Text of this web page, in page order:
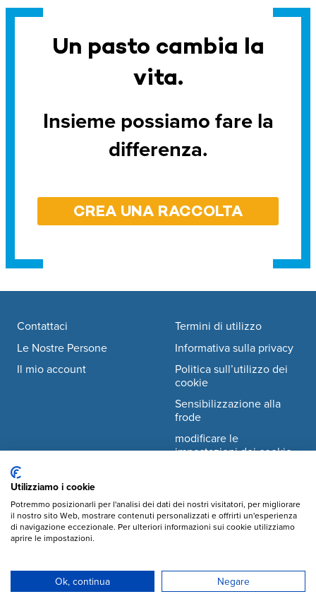
Un pasto cambia la
vita.
Insieme possiamo fare la
differenza.
CREA UNA RACCOLTA
Footer navigation
© Mary's Meals Italia ODV company information
Sede legale:
Via Crescenzio 2,
info@marysmeals.it
+39 375 98 60 866
Contattaci
Le Nostre Persone
Il mio account
Termini di utilizzo
Informativa sulla privacy
Politica sull’utilizzo dei
cookie
Sensibilizzazione alla
frode
modificare le
impostazioni dei cookie
Facebook
Instagram
LinkedIn
Utilizziamo i cookie
Potremmo posizionarli per l'analisi dei dati dei nostri visitatori, per migliorare
il nostro sito Web, mostrare contenuti personalizzati e offrirti un'esperienza
di navigazione eccezionale. Per ulteriori informazioni sui cookie utilizziamo
aprire le impostazioni.
Ok, continua Negare